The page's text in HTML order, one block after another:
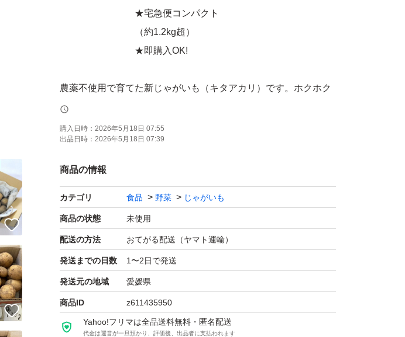
★宅急便コンパクト
（約1.2kg超）
★即購入OK!
農薬不使用で育てた新じゃがいも（キタアカリ）です。ホクホク
甘くて美味しいです。!(^^)! ポテトサラダに最適！
軽く土を落として発送させて頂きます。形や大きさはバラバラで
す。（2枚目が現物の写真です。）ご理解下さい。
農薬不使用ですのでお子様にも安心してお召し上がり頂けます。
宅急便コンパクトいっぱい1.2kg以上で箱詰めしますので配送中の
痛み等はご理解下さい。
#肉じゃが
#新じゃがいも
#キタアカリ
購入日時： 2026年5月18日 07:55
出品日時： 2026年5月18日 07:39
商品の情報
カテゴリ 食品 野菜 じゃがいも
商品の状態 未使用
配送の方法 おてがる配送（ヤマト運輸）
発送までの日数 1〜2日で発送
発送元の地域 愛媛県
商品ID z611435950
Yahoo!フリマは全品送料無料・匿名配送
代金は運営が一旦預かり、評価後、出品者に支払われます
いいね！